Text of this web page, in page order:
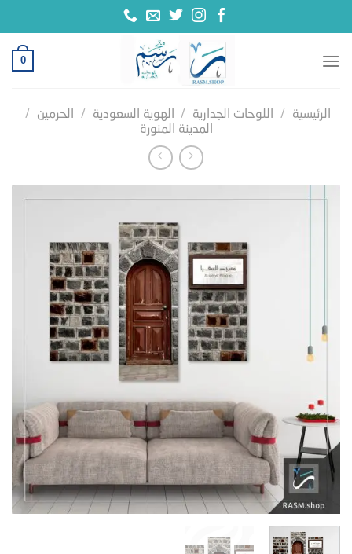
0
الرئيسية / اللوحات الجدارية / الهوية السعودية / الحرمين
/
المدينة المنورة